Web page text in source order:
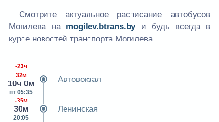
Смотрите актуальное расписание автобусов
Могилева на mogilev.btrans.byи будь всегда в
курсе новостей транспорта Могилева.
-23ч
32м
10ч 0м
пт 05:35
Автовокзал
-35м
30м
20:05
Ленинская